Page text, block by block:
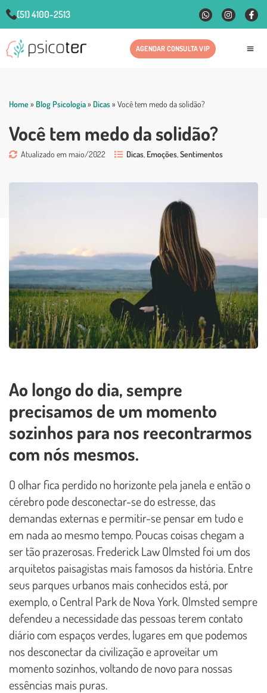
(51) 4100-2513
AGENDAR CONSULTA VIP
Home» Blog Psicologia» Dicas» Você tem medo da solidão?
Você tem medo da solidão?
Atualizado em maio/2022 Dicas Emoções Sentimentos
Ao longo do dia, sempre
precisamos de um momento
sozinhos para nos reecontrarmos
com nós mesmos.
O olhar fica perdido no horizonte pela janela e então o
cérebro pode desconectar-se do estresse, das
demandas externas e permitir-se pensar em tudo e
em nada ao mesmo tempo. Poucas coisas chegam a
ser tão prazerosas. Frederick Law Olmsted foi um dos
arquitetos paisagistas mais famosos da história. Entre
seus parques urbanos mais conhecidos está, por
exemplo, o Central Park de Nova York. Olmsted sempre
defendeu a necessidade das pessoas terem contato
diário com espaços verdes, lugares em que podemos
nos desconectar da civilização e aproveitar um
momento sozinhos, voltando de novo para nossas
essências mais puras.